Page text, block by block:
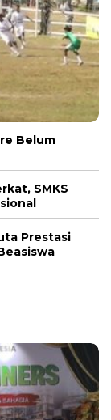
Belum
SMKS
Prestasi